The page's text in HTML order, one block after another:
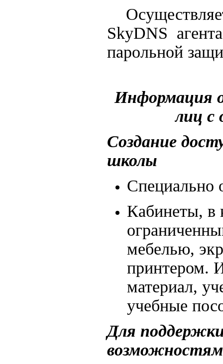
SkyDNS
парольной
Информация о
лиц с
Создание
школы
Специально
Кабинеты, в
мебелью,
принтером.
материал,
учебные
Для